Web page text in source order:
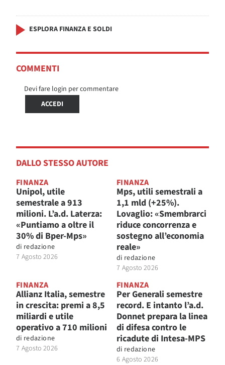
ESPLORA FINANZA E SOLDI
COMMENTI
Devi fare login per commentare
ACCEDI
DALLO STESSO AUTORE
FINANZA
Unipol, utile
semestrale a 913
milioni. L’a.d. Laterza:
«Puntiamo a oltre il
30% di Bper-Mps»
di redazione
7 Agosto 2026
FINANZA
Mps, utili semestrali a
1,1 mld (+25%).
Lovaglio: «Smembrarci
riduce concorrenza e
sostegno all’economia
reale»
di redazione
7 Agosto 2026
FINANZA
Allianz Italia, semestre
in crescita: premi a 8,5
miliardi e utile
operativo a 710 milioni
di redazione
7 Agosto 2026
FINANZA
Per Generali semestre
record. E intanto l’a.d.
Donnet prepara la linea
di difesa contro le
ricadute di Intesa-MPS
di redazione
6 Agosto 2026